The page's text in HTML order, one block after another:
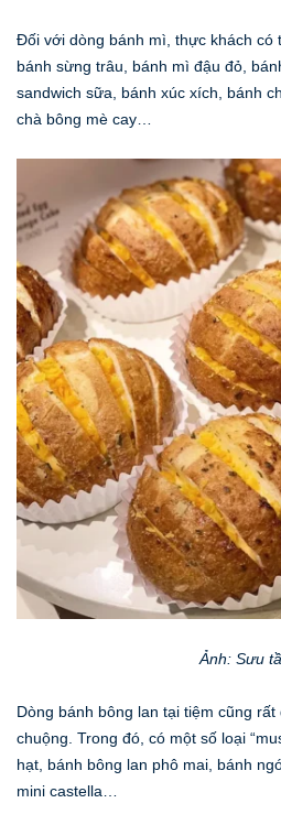
Đối với dòng bánh mì, thực khách có
bánh sừng trâu, bánh mì đậu đỏ,
sandwich sữa, bánh xúc xích, bánh
chà bông mè cay…
Ảnh: Sưu
Dòng bánh bông lan tại tiệm cũng rất
chuộng. Trong đó, có một số loại
hạt, bánh bông lan phô mai, bánh
mini castella…